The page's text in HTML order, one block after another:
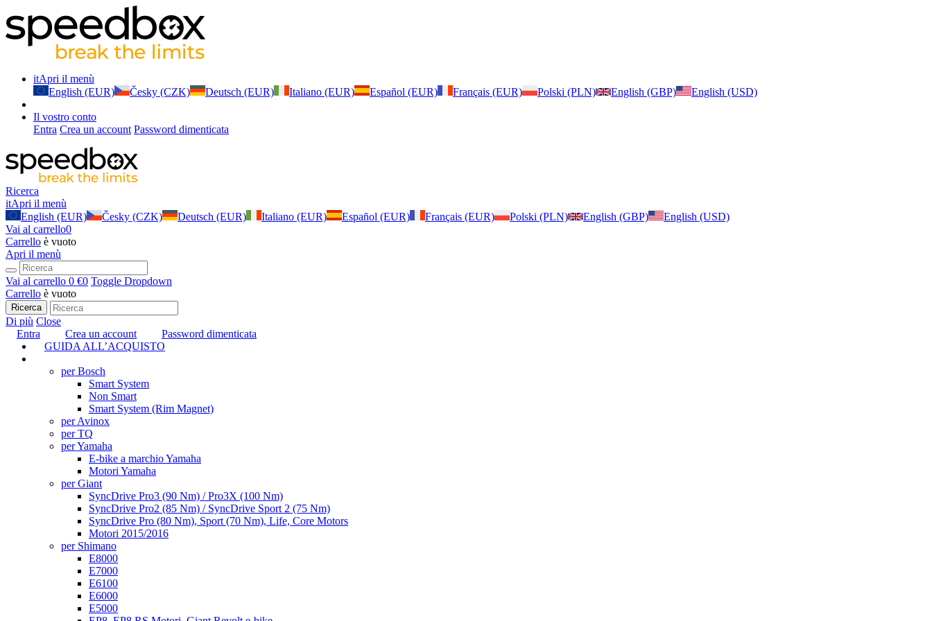
itApri il menù
English (EUR)
Česky (CZK) Deutsch (EUR) Italiano (EUR) Español (EUR) Français (EUR) Polski (PLN) English (GBP) English (USD)
Il vostro conto
Entra Crea un account Password dimenticata
Ricerca
itApri il menù
English (EUR)
Česky (CZK) Deutsch (EUR) Italiano (EUR) Español (EUR) Français (EUR) Polski (PLN) English (GBP)
English (USD)
Vai al carrello0
Carrello è vuoto
Apri il menù
Vai al carrello 0 €0 Toggle Dropdown
Carrello è vuoto
Ricerca
Di più Close
Entra
Crea un account
Password dimenticata
GUIDA ALL’ACQUISTO
per Bosch
Smart System
Non Smart
Smart System (Rim Magnet)
per Avinox
per TQ
per Yamaha
E-bike a marchio Yamaha
Motori Yamaha
per Giant
SyncDrive Pro3 (90 Nm) / Pro3X (100 Nm)
SyncDrive Pro2 (85 Nm) / SyncDrive Sport 2 (75 Nm)
SyncDrive Pro (80 Nm), Sport (70 Nm), Life, Core Motors
Motori 2015/2016
per Shimano
E8000
E7000
E6100
E6000
E5000